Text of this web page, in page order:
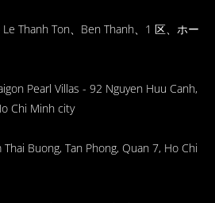
Thanh Ton、Ben Thanh、1 区、ホー
Pearl Villas - 92 Nguyen Huu Canh,
Chi Minh city
Buong, Tan Phong, Quan 7, Ho Chi